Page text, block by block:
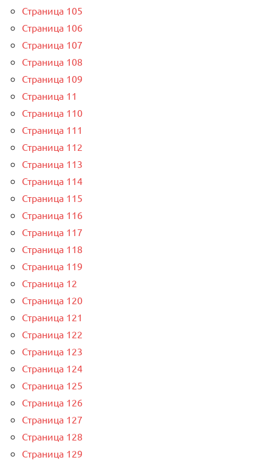
Страница 105
Страница 106
Страница 107
Страница 108
Страница 109
Страница 11
Страница 110
Страница 111
Страница 112
Страница 113
Страница 114
Страница 115
Страница 116
Страница 117
Страница 118
Страница 119
Страница 12
Страница 120
Страница 121
Страница 122
Страница 123
Страница 124
Страница 125
Страница 126
Страница 127
Страница 128
Страница 129